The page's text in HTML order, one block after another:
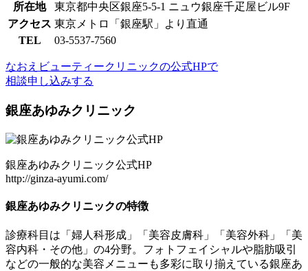
所在地
東京都中央区銀座5-5-1 ニュウ銀座千疋屋ビル9F
アクセス 東京メトロ「銀座駅」より直通
TEL
03-5537-7560
なおえビューティークリニックの公式HPで
相談申し込みする
銀座あゆみクリニック
銀座あゆみクリニック公式HP
http://ginza-ayumi.com/
銀座あゆみクリニックの特徴
診療科目は「婦人科形成」「美容皮膚科」「美容外科」「美
容内科・その他」の4分野。フォトフェイシャルや脂肪吸引
などの一般的な美容メニューも多彩に取り揃えている銀座あ